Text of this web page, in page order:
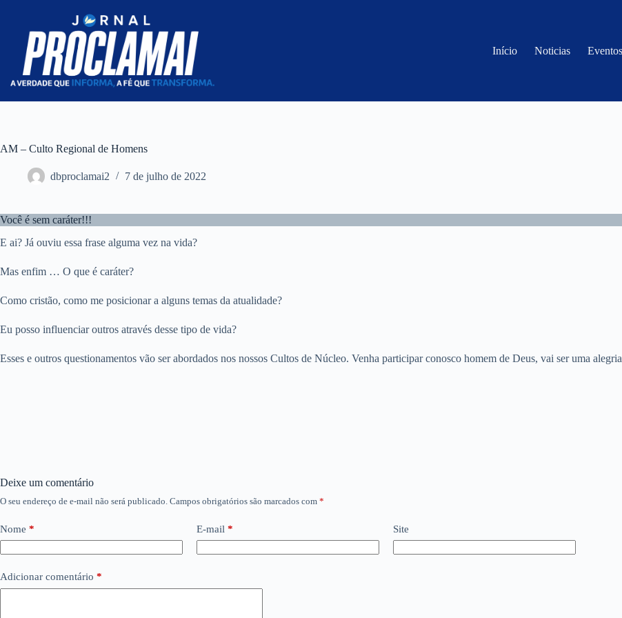
conteúdo
Início Noticias Eventos
AM – Culto Regional de Homens
dbproclamai2 7 de julho de 2022
Você é sem caráter!!!
E ai? Já ouviu essa frase alguma vez na vida?
Mas enfim … O que é caráter?
Como cristão, como me posicionar a alguns temas da atualidade?
Eu posso influenciar outros através desse tipo de vida?
Esses e outros questionamentos vão ser abordados nos nossos Cultos de Núcleo. Venha participar conosco homem de Deus, vai ser uma
Deixe um comentário
O seu endereço de e-mail não será publicado. Campos obrigatórios são marcados com *
Nome * E-mail * Site
Adicionar comentário *